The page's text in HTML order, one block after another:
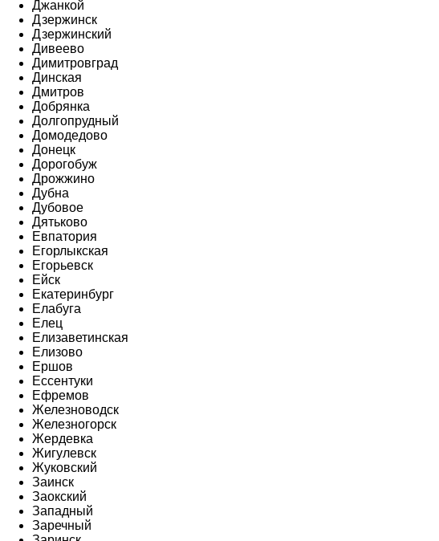
Джанкой
Дзержинск
Дзержинский
Дивеево
Димитровград
Динская
Дмитров
Добрянка
Долгопрудный
Домодедово
Донецк
Дорогобуж
Дрожжино
Дубна
Дубовое
Дятьково
Евпатория
Егорлыкская
Егорьевск
Ейск
Екатеринбург
Елабуга
Елец
Елизаветинская
Елизово
Ершов
Ессентуки
Ефремов
Железноводск
Железногорск
Жердевка
Жигулевск
Жуковский
Заинск
Заокский
Западный
Заречный